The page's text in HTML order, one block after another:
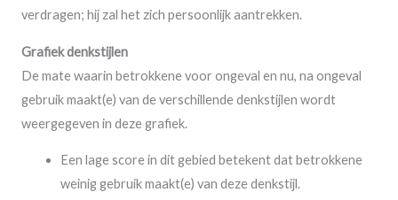
verdragen; hij zal het zich persoonlijk aantrekken.
Grafiek denkstijlen
De mate waarin betrokkene voor ongeval en nu, na ongeval
gebruik maakt(e) van de verschillende denkstijlen wordt
weergegeven in deze grafiek.
Een lage score in dit gebied betekent dat betrokkene
weinig gebruik maakt(e) van deze denkstijl.